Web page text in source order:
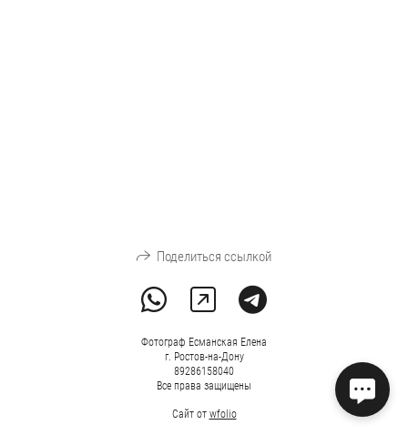
Поделиться ссылкой
Фотограф Есманская Елена
г. Ростов-на-Дону
89286158040
Все права защищены
Сайт от wfolio